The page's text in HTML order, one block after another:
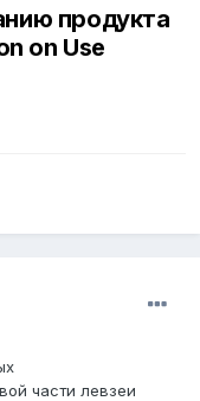
продукта
on Use
части левзеи